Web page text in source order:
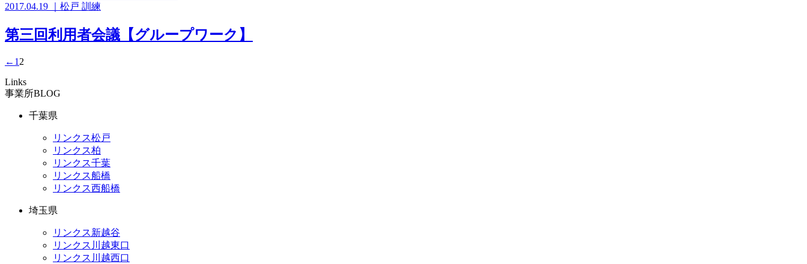
2017.04.19 松戸 訓練
第三回利用者会議【グループワーク】
← 1 2
Links
事業所BLOG
千葉県
リンクス松戸
リンクス柏
リンクス千葉
リンクス船橋
リンクス西船橋
埼玉県
リンクス新越谷
リンクス川越東口
リンクス川越西口